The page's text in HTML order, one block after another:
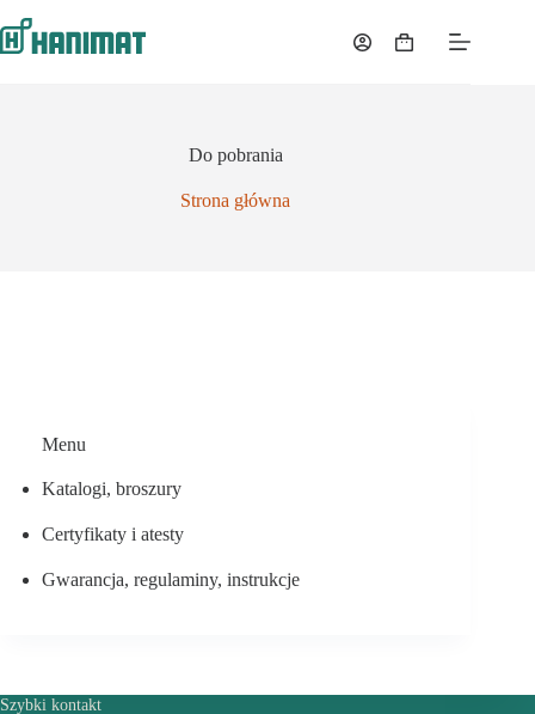
do
treści
Koszyk
Do pobrania
Strona główna
Menu
Katalogi, broszury
Certyfikaty i atesty
Gwarancja, regulaminy, instrukcje
Szybki kontakt